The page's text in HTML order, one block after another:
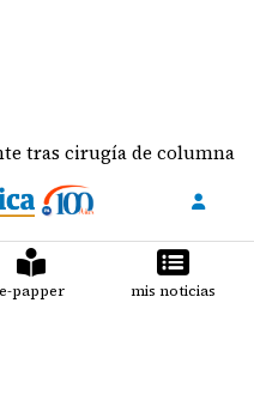
de columna
e-papper mis noticias